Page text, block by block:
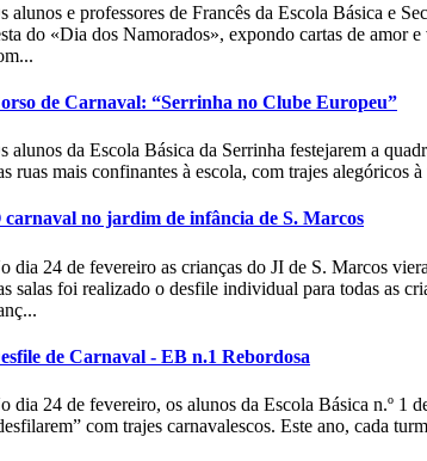
alunos e professores de Francês da Escola Básica e
do «Dia dos Namorados», expondo cartas de amor
de Carnaval: “Serrinha no Clube Europeu”
alunos da Escola Básica da Serrinha festejarem a
ruas mais confinantes à escola, com trajes
carnaval no jardim de infância de S. Marcos
dia 24 de fevereiro as crianças do JI de S. Marcos
salas foi realizado o desfile individual para todas as
de Carnaval - EB n.1 Rebordosa
dia 24 de fevereiro, os alunos da Escola Básica n.º 1
com trajes carnavalescos. Este ano, cada